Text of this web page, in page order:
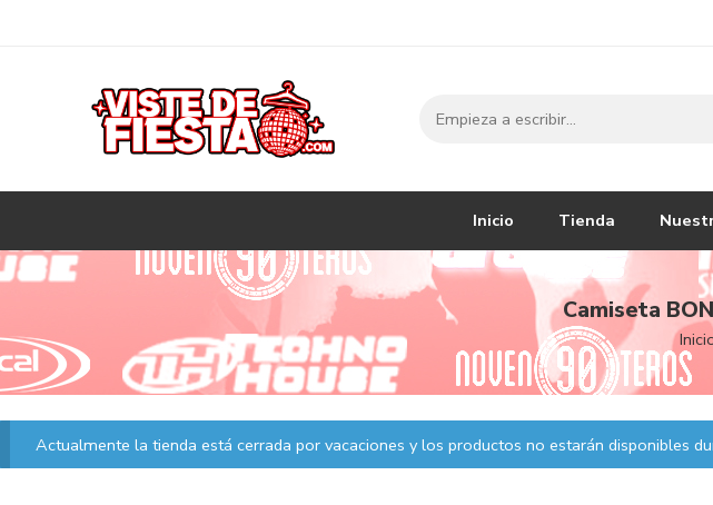
Inicio Tienda
Camiseta
Actualmente la tienda está cerrada por vacaciones y los productos no estarán disponibles